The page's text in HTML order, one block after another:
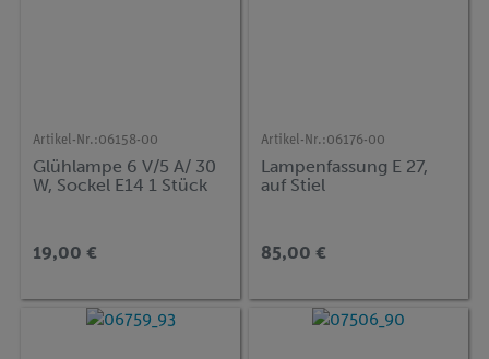
Artikel-Nr.:06158-00
Glühlampe 6 V/5 A/ 30
W, Sockel E14 1 Stück
19,00 €
Artikel-Nr.:06176-00
Lampenfassung E 27,
auf Stiel
85,00 €